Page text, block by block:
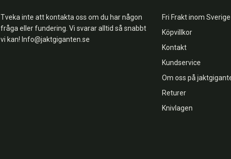
Tveka inte att kontakta oss om du har någon
fråga eller fundering. Vi svarar alltid så snabbt
vi kan! Info@jaktgiganten.se
Fri Frakt inom Sverige
Köpvillkor
Kontakt
Kundservice
Om oss på
Returer
Knivlagen